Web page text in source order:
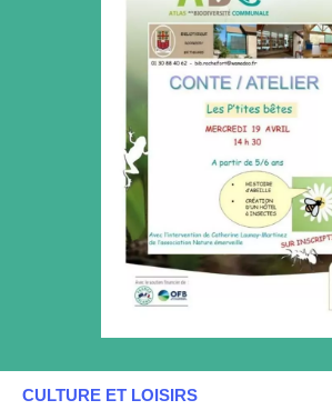
CULTURE ET LOISIRS